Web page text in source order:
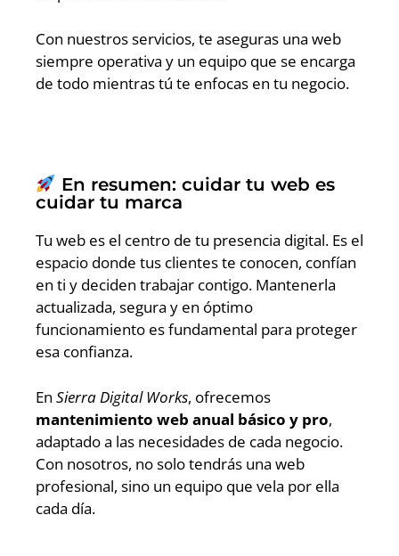
Con nuestros servicios, te aseguras una web
siempre operativa y un equipo que se encarga
de todo mientras tú te enfocas en tu negocio.
En resumen: cuidar tu web es
cuidar tu marca
Tu web es el centro de tu presencia digital. Es el
espacio donde tus clientes te conocen, confían
en ti y deciden trabajar contigo. Mantenerla
actualizada, segura y en óptimo
funcionamiento es fundamental para proteger
esa confianza.
En Sierra Digital Works, ofrecemos
mantenimiento web anual básico y pro,
adaptado a las necesidades de cada negocio.
Con nosotros, no solo tendrás una web
profesional, sino un equipo que vela por ella
cada día.